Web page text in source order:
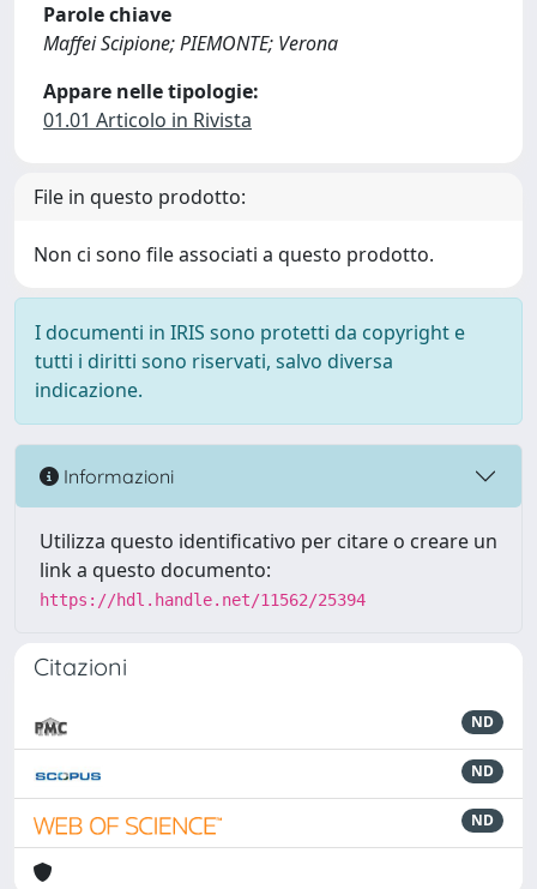
Parole chiave
Maffei Scipione; PIEMONTE; Verona
Appare nelle tipologie:
01.01 Articolo in Rivista
File in questo prodotto:
Non ci sono file associati a questo prodotto.
I documenti in IRIS sono protetti da copyright e
tutti i diritti sono riservati, salvo diversa
indicazione.
Informazioni
Utilizza questo identificativo per citare o creare un
link a questo documento:
https://hdl.handle.net/11562/25394
Citazioni
ND
ND
ND